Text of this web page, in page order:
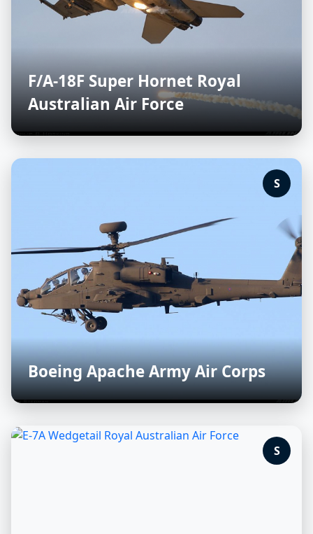
F/A-18F Super Hornet Royal
Australian Air Force
S
Boeing Apache Army Air Corps
S